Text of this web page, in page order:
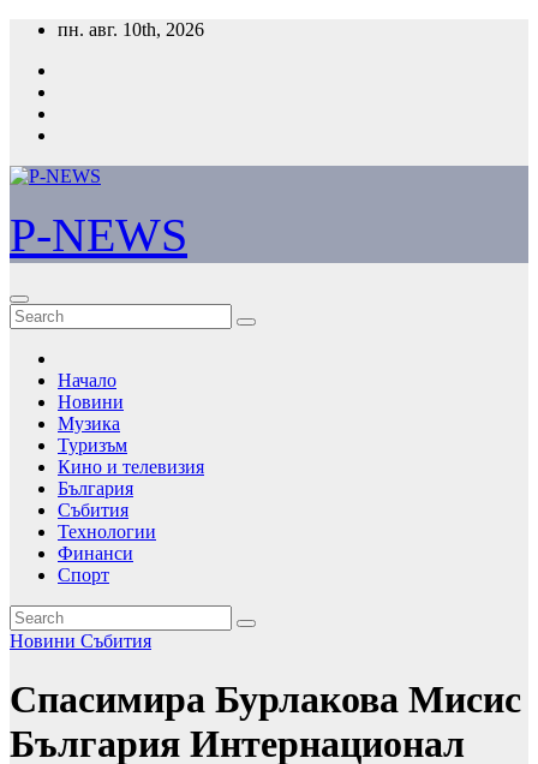
Skip
content
пн. авг. 10th, 2026
P-NEWS
Начало
Новини
Музика
Туризъм
Кино и телевизия
България
Събития
Технологии
Финанси
Спорт
Новини Събития
Спасимира Бурлакова Мисис
България Интернационал